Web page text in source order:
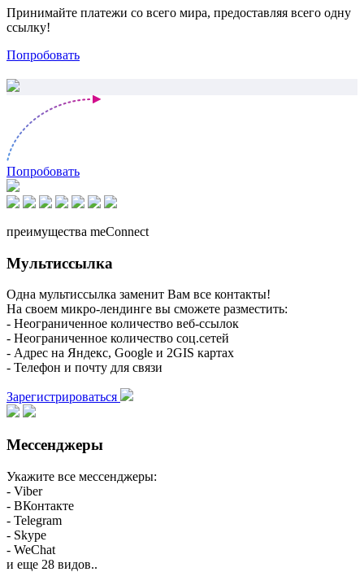
Принимайте платежи со всего мира, предоставляя всего одну
ссылку!
Попробовать
Попробовать
преимущества meConnect
Мультиссылка
Одна мультиссылка заменит Вам все контакты!
На своем микро-лендинге вы сможете разместить:
- Неограниченное количество веб-ссылок
- Неограниченное количество соц.сетей
- Адрес на Яндекс, Google и 2GIS картах
- Телефон и почту для связи
Зарегистрироваться
Мессенджеры
Укажите все мессенджеры:
- Viber
- ВКонтакте
- Telegram
- Skype
- WeChat
и еще 28 видов..